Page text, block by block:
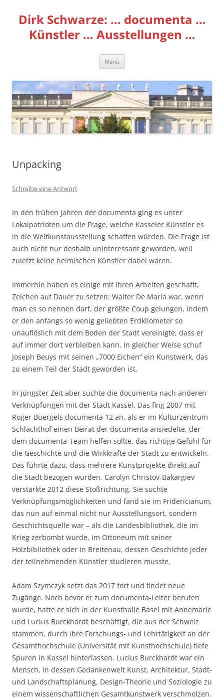
springen
Dirk Schwarze: … documenta …
Künstler … Ausstellungen …
Menü
Unpacking
Schreibe eine Antwort
In den frühen Jahren der documenta ging es unter
Lokalpatrioten um die Frage, welche Kasseler Künstler es
in die Weltkunstausstellung schaffen würden. Die Frage ist
auch nicht nur deshalb uninteressant geworden, weil
zuletzt keine heimischen Künstler dabei waren.
Immerhin haben es einige mit ihren Arbeiten geschafft,
Zeichen auf Dauer zu setzen: Walter De Maria war, wenn
man es so nennen darf, der größte Coup gelungen, indem
er den anfangs so wenig geliebten Erdkilometer so
unauflöslich mit dem Boden der Stadt vereinigte, dass er
auf immer dort verbleiben kann. In gleicher Weise schuf
Joseph Beuys mit seinen „7000 Eichen“ ein Kunstwerk, das
zu einem Teil der Stadt geworden ist.
In jüngster Zeit aber suchte die documenta nach anderen
Verknüpfungen mit der Stadt Kassel. Das fing 2007 mit
Roger Buergels documenta 12 an, als er im Kulturzentrum
Schlachthof einen Beirat der documenta ansiedelte, der
dem documenta-Team helfen sollte, das richtige Gefühl für
die Geschichte und die Wirkkräfte der Stadt zu entwickeln.
Das führte dazu, dass mehrere Kunstprojekte direkt auf
die Stadt bezogen wurden. Carolyn Christov-Bakargiev
verstärkte 2012 diese Stoßrichtung. Sie suchte
Verknüpfungsmöglichkeiten und fand sie im Fridericianum,
das nun auf einmal nicht nur Ausstellungsort, sondern
Geschichtsquelle war – als die Landesbibliothek, die im
Krieg zerbombt wurde, im Ottoneum mit seiner
Holzbibliothek oder in Breitenau, dessen Geschichte jeder
der teilnehmenden Künstler studieren musste.
Adam Szymczyk setzt das 2017 fort und findet neue
Zugänge. Noch bevor er zum documenta-Leiter berufen
wurde, hatte er sich in der Kunsthalle Basel mit Annemarie
und Lucius Burckhardt beschäftigt, die aus der Schweiz
stammen, durch ihre Forschungs- und Lehrtätigkeit an der
Gesamthochschule (Universität mit Kunsthochschule) tiefe
Spuren in Kassel hinterlassen. Lucius Burckhardt war ein
Mensch, in dessen Gedankenwelt Kunst, Architektur, Stadt-
und Landschaftsplanung, Design-Theorie und Soziologie zu
einem wissenschaftlichen Gesamtkunstwerk verschmolzen.